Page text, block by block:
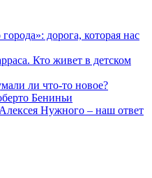
дорога, которая нас
Кто живет в детском
ли что-то новое?
Бениньи
Нужного – наш ответ